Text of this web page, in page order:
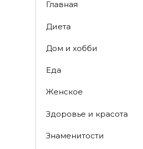
Главная
Диета
Дом и хобби
Еда
Женское
Здоровье и красота
Знаменитости